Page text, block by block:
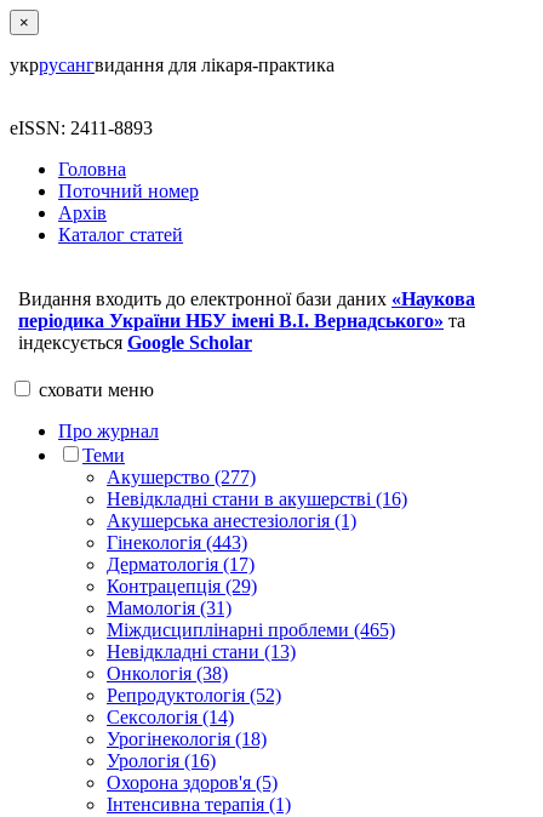
×
укррусангвидання для лікаря-практика
eISSN: 2411-8893
Головна
Поточний номер
Архів
Каталог статей
Видання входить до електронної бази даних «Наукова
періодика України НБУ імені В.І. Вернадського» та
індексується Google Scholar
сховати меню
Про журнал
Теми
Акушерство (277)
Невідкладні стани в акушерстві (16)
Акушерська анестезіологія (1)
Гінекологія (443)
Дерматологія (17)
Контрацепція (29)
Мамологія (31)
Міждисциплінарні проблеми (465)
Невідкладні стани (13)
Онкологія (38)
Репродуктологія (52)
Сексологія (14)
Урогінекологія (18)
Урологія (16)
Охорона здоров'я (5)
Інтенсивна терапія (1)